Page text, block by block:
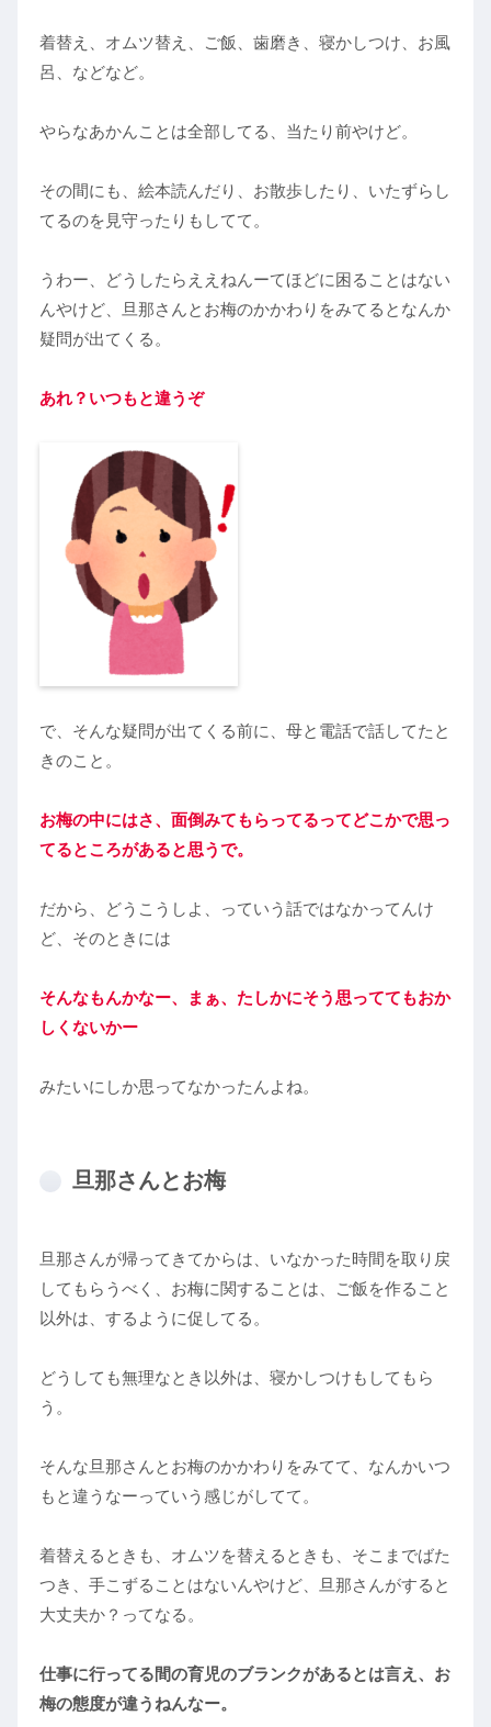
着替え、オムツ替え、ご飯、歯磨き、寝かしつけ、お風
呂、などなど。
やらなあかんことは全部してる、当たり前やけど。
その間にも、絵本読んだり、お散歩したり、いたずらし
てるのを見守ったりもしてて。
うわー、どうしたらええねんーてほどに困ることはない
んやけど、旦那さんとお梅のかかわりをみてるとなんか
疑問が出てくる。
あれ？いつもと違うぞ
で、そんな疑問が出てくる前に、母と電話で話してたと
きのこと。
お梅の中にはさ、面倒みてもらってるってどこかで思っ
てるところがあると思うで。
だから、どうこうしよ、っていう話ではなかってんけ
ど、そのときには
そんなもんかなー、まぁ、たしかにそう思っててもおか
しくないかー
みたいにしか思ってなかったんよね。
旦那さんとお梅
旦那さんが帰ってきてからは、いなかった時間を取り戻
してもらうべく、お梅に関することは、ご飯を作ること
以外は、するように促してる。
どうしても無理なとき以外は、寝かしつけもしてもら
う。
そんな旦那さんとお梅のかかわりをみてて、なんかいつ
もと違うなーっていう感じがしてて。
着替えるときも、オムツを替えるときも、そこまでばた
つき、手こずることはないんやけど、旦那さんがすると
大丈夫か？ってなる。
仕事に行ってる間の育児のブランクがあるとは言え、お
梅の態度が違うねんなー。